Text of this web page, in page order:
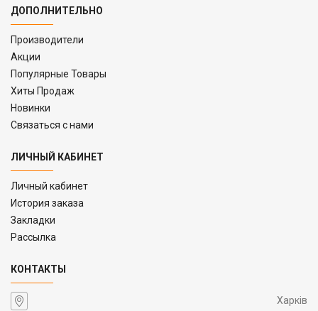
ДОПОЛНИТЕЛЬНО
Производители
Акции
Популярные Товары
Хиты Продаж
Новинки
Связаться с нами
ЛИЧНЫЙ КАБИНЕТ
Личный кабинет
История заказа
Закладки
Рассылка
КОНТАКТЫ
Харків